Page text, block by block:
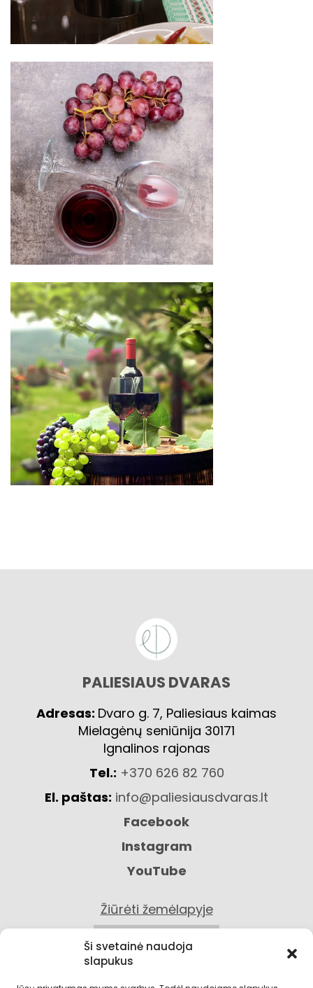
Ši svetainė naudoja
slapukus
PALIESIAUS DVARAS
Adresas: Dvaro g. 7, Paliesiaus kaimas
Mielagėnų seniūnija 30171
Ignalinos rajonas
Tel.: +370 626 82 760
El. paštas: info@paliesiausdvaras.lt
Facebook
Instagram
YouTube
Žiūrėti žemėlapyje
KONTAKTAI